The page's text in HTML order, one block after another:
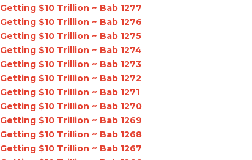
Getting $10 Trillion ~ Bab 1277
Getting $10 Trillion ~ Bab 1276
Getting $10 Trillion ~ Bab 1275
Getting $10 Trillion ~ Bab 1274
Getting $10 Trillion ~ Bab 1273
Getting $10 Trillion ~ Bab 1272
Getting $10 Trillion ~ Bab 1271
Getting $10 Trillion ~ Bab 1270
Getting $10 Trillion ~ Bab 1269
Getting $10 Trillion ~ Bab 1268
Getting $10 Trillion ~ Bab 1267